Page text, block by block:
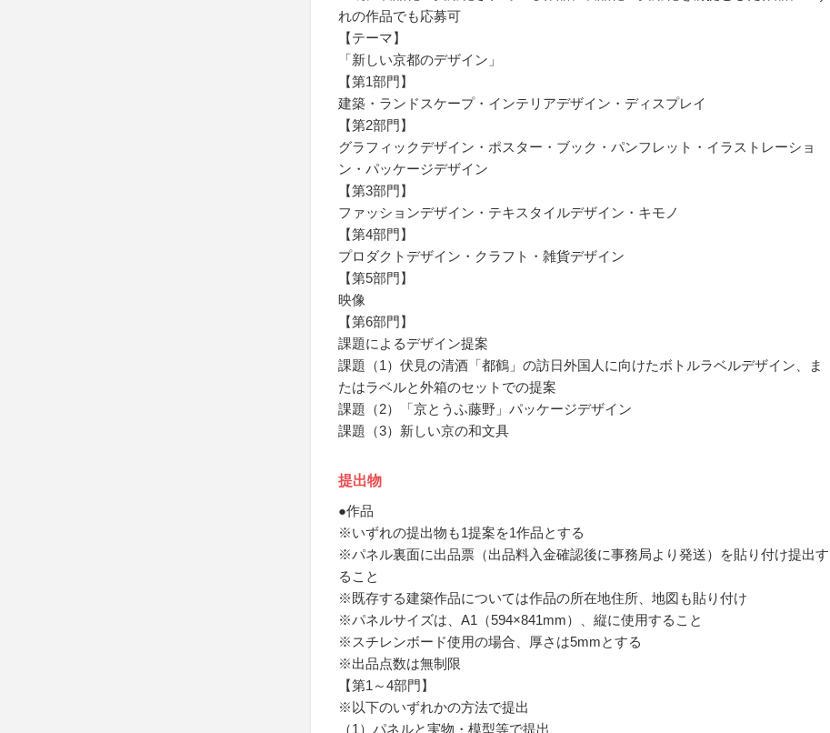
れの作品でも応募可
【テーマ】
「新しい京都のデザイン」
【第1部門】
建築・ランドスケープ・インテリアデザイン・ディスプレイ
【第2部門】
グラフィックデザイン・ポスター・ブック・パンフレット・イラストレーショ
ン・パッケージデザイン
【第3部門】
ファッションデザイン・テキスタイルデザイン・キモノ
【第4部門】
プロダクトデザイン・クラフト・雑貨デザイン
【第5部門】
映像
【第6部門】
課題によるデザイン提案
課題（1）伏見の清酒「都鶴」の訪日外国人に向けたボトルラベルデザイン、ま
たはラベルと外箱のセットでの提案
課題（2）「京とうふ藤野」パッケージデザイン
課題（3）新しい京の和文具
提出物
●作品
※いずれの提出物も1提案を1作品とする
※パネル裏面に出品票（出品料入金確認後に事務局より発送）を貼り付け提出す
ること
※既存する建築作品については作品の所在地住所、地図も貼り付け
※パネルサイズは、A1（594×841mm）、縦に使用すること
※スチレンボード使用の場合、厚さは5mmとする
※出品点数は無制限
【第1～4部門】
※以下のいずれかの方法で提出
（1）パネルと実物・模型等で提出